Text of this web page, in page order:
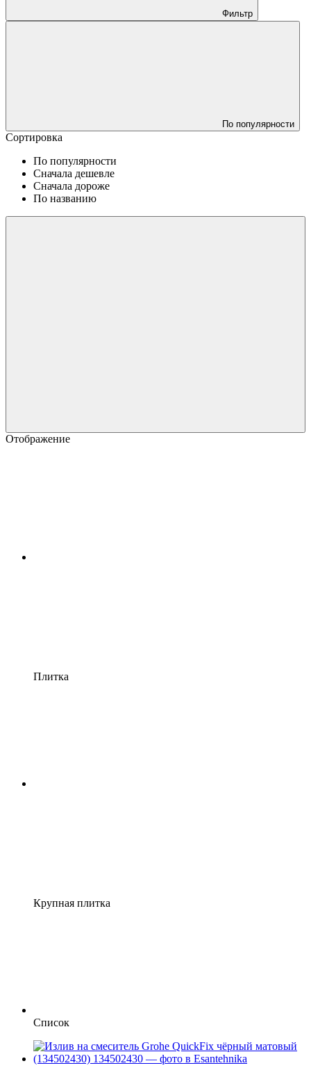
Фильтр
По популярности
Сортировка
По популярности
Сначала дешевле
Сначала дороже
По названию
Отображение
Плитка
Крупная плитка
Список